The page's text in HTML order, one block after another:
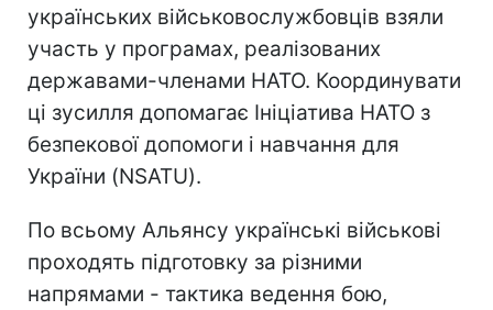
українських військовослужбовців взяли
участь у програмах, реалізованих
державами-членами НАТО. Координувати
ці зусилля допомагає Ініціатива НАТО з
безпекової допомоги і навчання для
України (NSATU).
По всьому Альянсу українські військові
проходять підготовку за різними
напрямами - тактика ведення бою,